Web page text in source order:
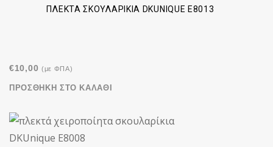
ΠΛΕΚΤΆ ΣΚΟΥΛΑΡΊΚΙΑ DKUNIQUE E8013
€10,00 (με ΦΠΑ)
ΠΡΟΣΘΉΚΗ ΣΤΟ ΚΑΛΆΘΙ